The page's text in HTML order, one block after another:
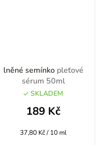
lněné semínko pleťové
sérum 50ml
SKLADEM
189 Kč
Měrná
37,80 Kč / 10 ml